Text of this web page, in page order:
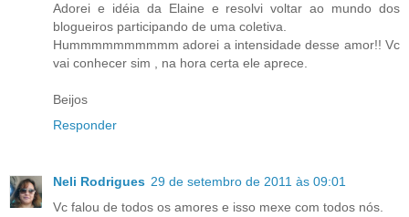
Adorei e idéia da Elaine e resolvi voltar ao mundo dos
blogueiros participando de uma coletiva.
Hummmmmmmmmm adorei a intensidade desse amor!! Vc
vai conhecer sim , na hora certa ele aprece.
Beijos
Responder
Neli Rodrigues 29 de setembro de 2011 às 09:01
Vc falou de todos os amores e isso mexe com todos nós.